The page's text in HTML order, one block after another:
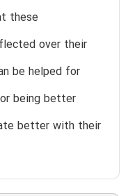
these
over their
be helped for
being better
better with their